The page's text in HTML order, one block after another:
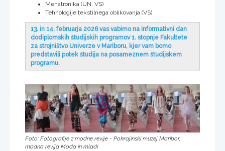
Mehatronika (UN, VS)
Tehnologije tekstilnega oblikovanja (VS)
13. in 14. februarja 2026 vas vabimo na informativni dan
dodiplomskih študijskih programov 1. stopnje Fakultete
za strojništvo Univerze v Mariboru, kjer vam bomo
predstavili potek študija na posameznem študijskem
programu.
Foto: Fotografije z modne revije - Pokrajinski muzej Maribor,
modna revija Moda in mladi